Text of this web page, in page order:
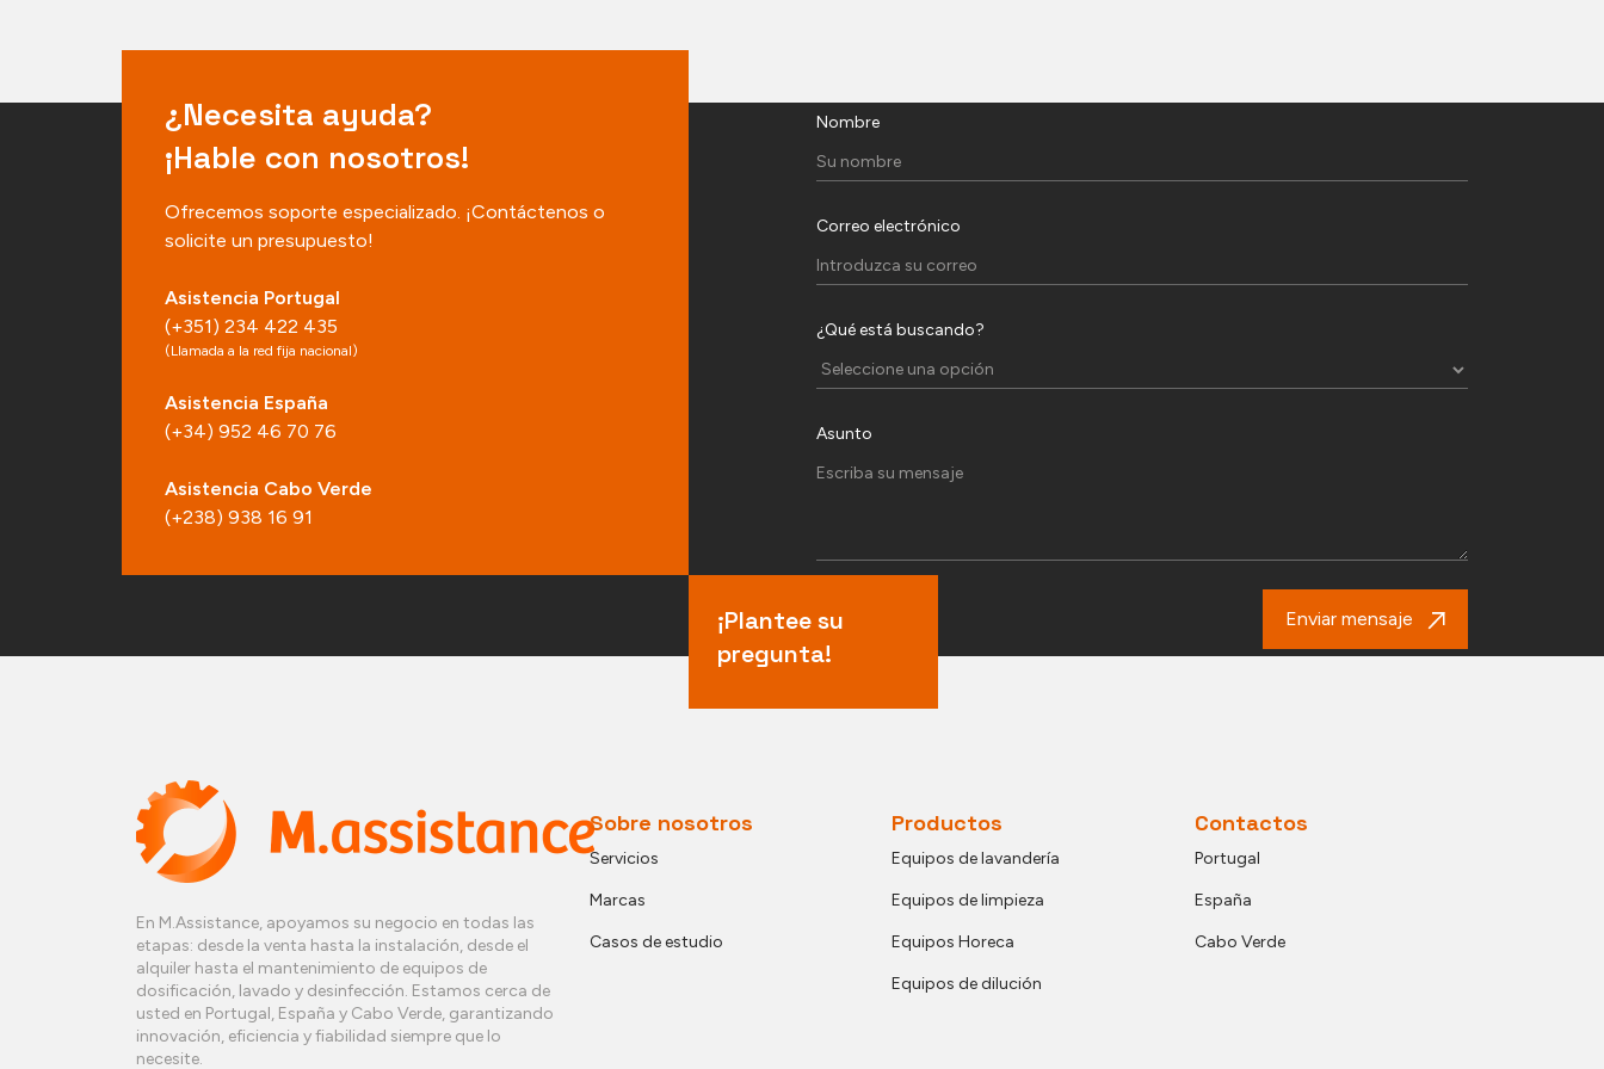
¿Necesita ayuda?
¡Hable con nosotros!
Ofrecemos soporte especializado. ¡Contáctenos o
solicite un presupuesto!
Asistencia Portugal
(+351) 234 422 435
(Llamada a la red fija nacional)
Asistencia España
(+34) 952 46 70 76
Asistencia Cabo Verde
(+238) 938 16 91
Nombre
Correo electrónico
¿Qué está buscando?
Asunto
Enviar mensaje
¡Plantee su
pregunta!
En M.Assistance, apoyamos su negocio en todas las
etapas: desde la venta hasta la instalación, desde el
alquiler hasta el mantenimiento de equipos de
dosificación, lavado y desinfección. Estamos cerca de
usted en Portugal, España y Cabo Verde, garantizando
innovación, eficiencia y fiabilidad siempre que lo
necesite.
Sobre nosotros
Servicios
Marcas
Casos de estudio
Productos
Equipos de lavandería
Equipos de limpieza
Equipos Horeca
Equipos de dilución
Contactos
Portugal
España
Cabo Verde